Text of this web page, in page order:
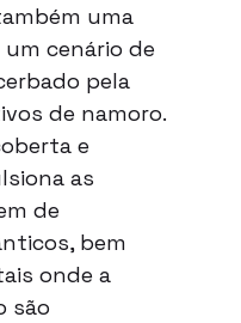
uma
cenário de
pela
de namoro.
e
as
de
bem
onde a
são